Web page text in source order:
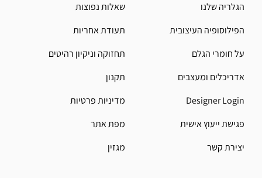
הגלריה שלנו
הפילוסופיה העיצובית
על חומרי הגלם
אדריכלים ומעצבים
Designer Login
פגישת ייעוץ אישית
יצירת קשר
שאלות נפוצות
תעודת אחריות
תחזוקה וניקיון רהיטים
תקנון
מדיניות פרטיות
מפת אתר
מגזין